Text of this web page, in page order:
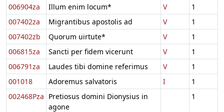
006904za
Illum enim locum* V
1
007402za
Migrantibus apostolis ad V
1
007402zb
Quorum uirtute* V
1
006815za
Sancti per fidem vicerunt V
1
006791za
Laudes tibi domine referimus V
1
001018
Adoremus salvatoris I
1
002468Pza Pretiosus domini Dionysius in
agone
1